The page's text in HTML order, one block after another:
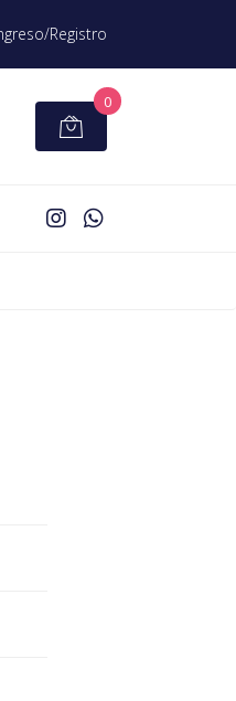
Registro
0